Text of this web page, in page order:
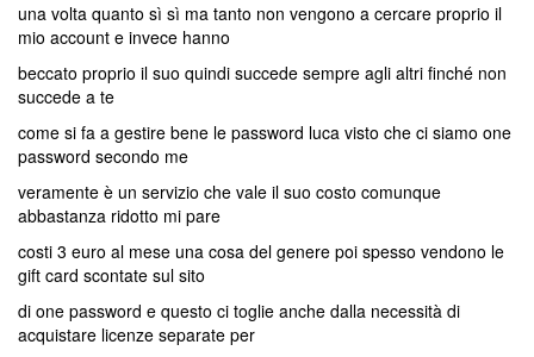
una volta quanto sì sì ma tanto non vengono a cercare proprio il
mio account e invece hanno
beccato proprio il suo quindi succede sempre agli altri finché non
succede a te
come si fa a gestire bene le password luca visto che ci siamo one
password secondo me
veramente è un servizio che vale il suo costo comunque
abbastanza ridotto mi pare
costi 3 euro al mese una cosa del genere poi spesso vendono le
gift card scontate sul sito
di one password e questo ci toglie anche dalla necessità di
acquistare licenze separate per